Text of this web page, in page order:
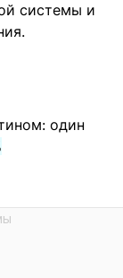
системы и
один